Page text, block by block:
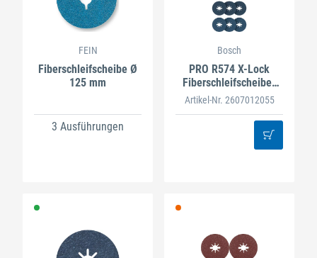
FEIN
Fiberschleifscheibe Ø
125 mm
3 Ausführungen
Bosch
PRO R574 X-Lock
Fiberschleifscheibe-
Set 125 mm
Artikel-Nr. 2607012055